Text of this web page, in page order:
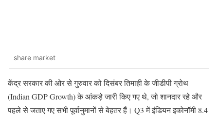
share market
केंद्र सरकार की ओर से गुरुवार को दिसंबर तिमाही के जीडीपी ग्रोथ
(Indian GDP Growth) के आंकड़े जारी किए गए थे, जो शानदार रहे और
पहले से जताए गए सभी पूर्वानुमानों से बेहतर हैं। Q3 में इंडियन इकोनॉमी 8.4